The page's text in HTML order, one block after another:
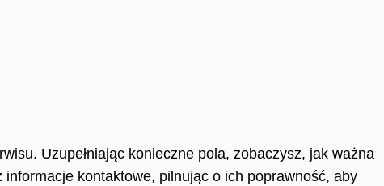
Uzupełniając konieczne pola, zobaczysz, jak ważna
kontaktowe, pilnując o ich poprawność, aby